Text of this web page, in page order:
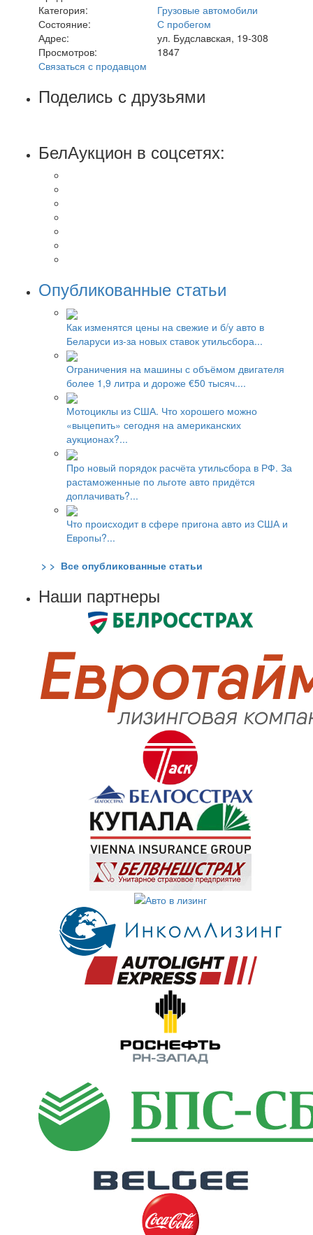
Категория:
Грузовые автомобили
Состояние:
С пробегом
Адрес:
ул. Будславская, 19-308
Просмотров:
1847
Связаться с продавцом
Поделись с друзьями
БелАукцион в соцсетях:
Опубликованные статьи
Как изменятся цены на свежие и б/у авто в
Беларуси из-за новых ставок утильсбора...
Ограничения на машины с объёмом двигателя
более 1,9 литра и дороже €50 тысяч....
Мотоциклы из США. Что хорошего можно
«выцепить» сегодня на американских
аукционах?...
Про новый порядок расчёта утильсбора в РФ. За
растаможенные по льготе авто придётся
доплачивать?...
Что происходит в сфере пригона авто из США и
Европы?...
> > Все опубликованные статьи
Наши партнеры